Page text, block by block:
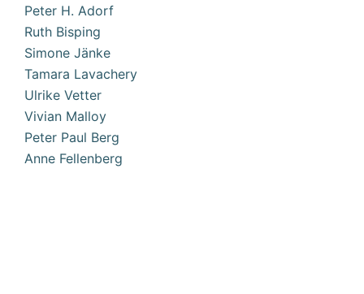
Peter H. Adorf
Ruth Bisping
Simone Jänke
Tamara Lavachery
Ulrike Vetter
Vivian Malloy
Peter Paul Berg
Anne Fellenberg